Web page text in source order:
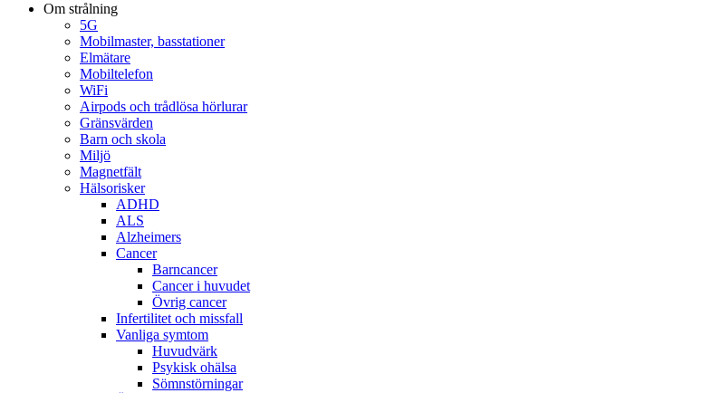
Om strålning
5G
Mobilmaster, basstationer
Elmätare
Mobiltelefon
WiFi
Airpods och trådlösa hörlurar
Gränsvärden
Barn och skola
Miljö
Magnetfält
Hälsorisker
ADHD
ALS
Alzheimers
Cancer
Barncancer
Cancer i huvudet
Övrig cancer
Infertilitet och missfall
Vanliga symtom
Huvudvärk
Psykisk ohälsa
Sömnstörningar